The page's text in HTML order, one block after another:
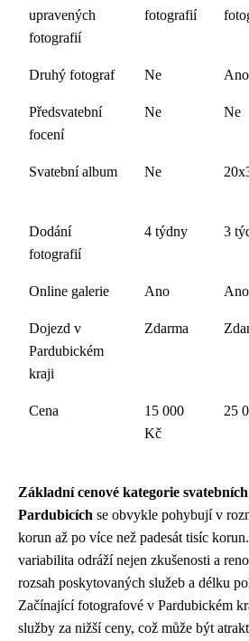
upravených
fotografií
fotografií
Druhý fotograf Ne Ano
Předsvatební
focení
Ne Ne
Svatební album Ne
Dodání
fotografií
4 týdny 3
Online galerie Ano Ano
Dojezd v
Pardubickém
kraji
Zdarma
Cena
15 000
Kč
25
Základní cenové kategorie
Pardubicích se obvykle pohybují v
korun až po více než padesát tisíc
variabilita odráží nejen zkušenosti a
rozsah poskytovaných služeb a délku
Začínající fotografové v Pardubickém
služby za nižší ceny, což může být